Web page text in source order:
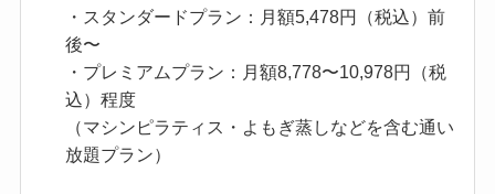
・スタンダードプラン：月額5,478円（税込）前
後〜
・プレミアムプラン：月額8,778〜10,978円（税
込）程度
（マシンピラティス・よもぎ蒸しなどを含む通い
放題プラン）